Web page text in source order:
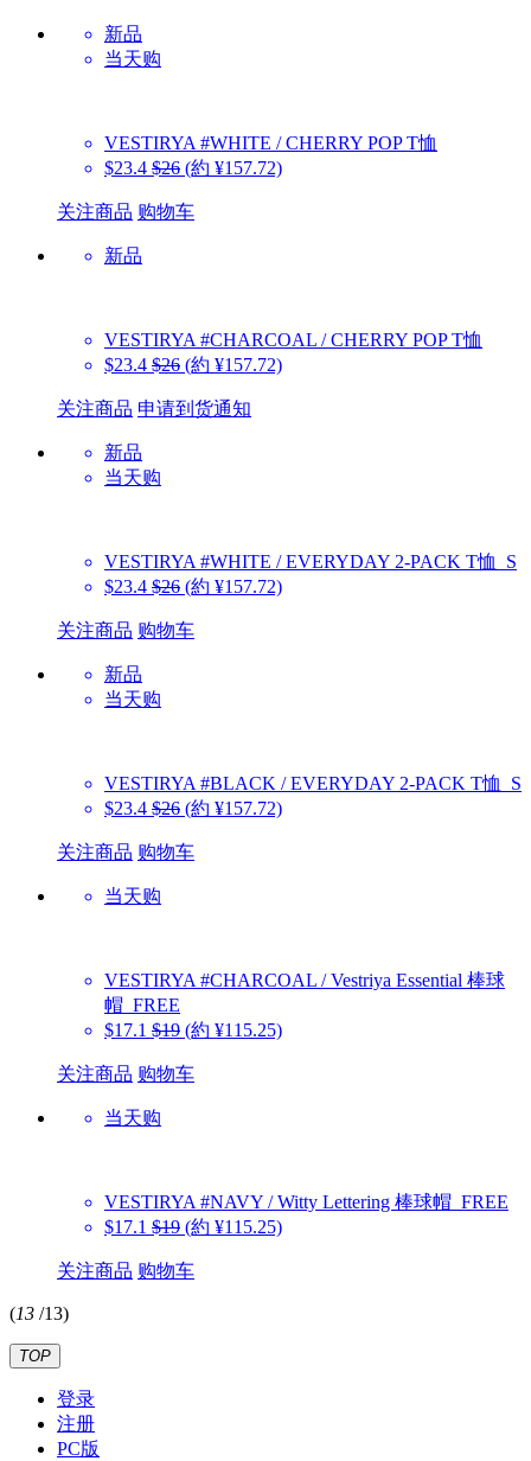
新品
当天购
VESTIRYA #WHITE / CHERRY POP T恤
$23.4 $26 (約 ¥157.72)
关注商品 购物车
新品
VESTIRYA #CHARCOAL / CHERRY POP T恤
$23.4 $26 (約 ¥157.72)
关注商品 申请到货通知
新品
当天购
VESTIRYA #WHITE / EVERYDAY 2-PACK T恤_S
$23.4 $26 (約 ¥157.72)
关注商品 购物车
新品
当天购
VESTIRYA #BLACK / EVERYDAY 2-PACK T恤_S
$23.4 $26 (約 ¥157.72)
关注商品 购物车
当天购
VESTIRYA #CHARCOAL / Vestriya Essential 棒球
帽_FREE
$17.1 $19 (約 ¥115.25)
关注商品 购物车
当天购
VESTIRYA #NAVY / Witty Lettering 棒球帽_FREE
$17.1 $19 (約 ¥115.25)
关注商品 购物车
(13 /13)
TOP
登录
注册
PC版